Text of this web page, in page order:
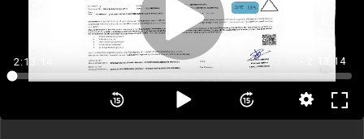
2:13:14 - 2:13:14